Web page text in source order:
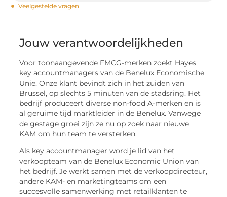
Veelgestelde vragen
Jouw verantwoordelijkheden
Voor toonaangevende FMCG-merken zoekt Hayes
key accountmanagers van de Benelux Economische
Unie. Onze klant bevindt zich in het zuiden van
Brussel, op slechts 5 minuten van de stadsring. Het
bedrijf produceert diverse non-food A-merken en is
al geruime tijd marktleider in de Benelux. Vanwege
de gestage groei zijn ze nu op zoek naar nieuwe
KAM om hun team te versterken.
Als key accountmanager word je lid van het
verkoopteam van de Benelux Economic Union van
het bedrijf. Je werkt samen met de verkoopdirecteur,
andere KAM- en marketingteams om een ​​
succesvolle samenwerking met retailklanten te